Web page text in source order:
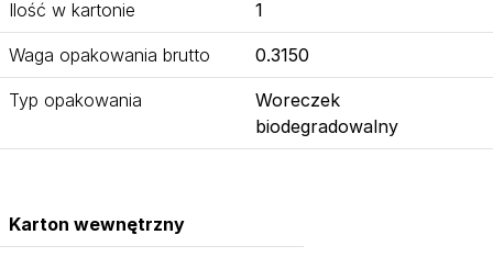
Ilość w kartonie 1
Waga opakowania brutto 0.3150
Typ opakowania
Woreczek
biodegradowalny
Karton wewnętrzny